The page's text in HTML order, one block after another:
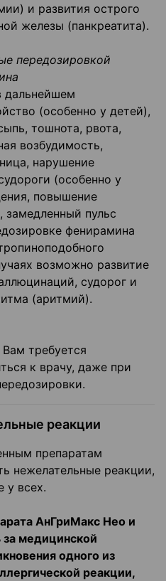
и развития острого
железы (панкреатита).
передозировкой
дальнейшем
(особенно у детей),
тошнота, рвота,
возбудимость,
нарушение
(особенно у
повышение
замедленный пульс
фенирамина
возможно развитие
судорог и
(аритмий).
требуется
к врачу, даже при
реакции
препаратам
нежелательные реакции,
у всех.
АнГриМакс Нео и
медицинской
одного из
реакции,